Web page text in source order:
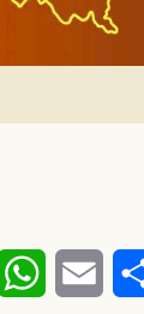
TelegramWhatsApp